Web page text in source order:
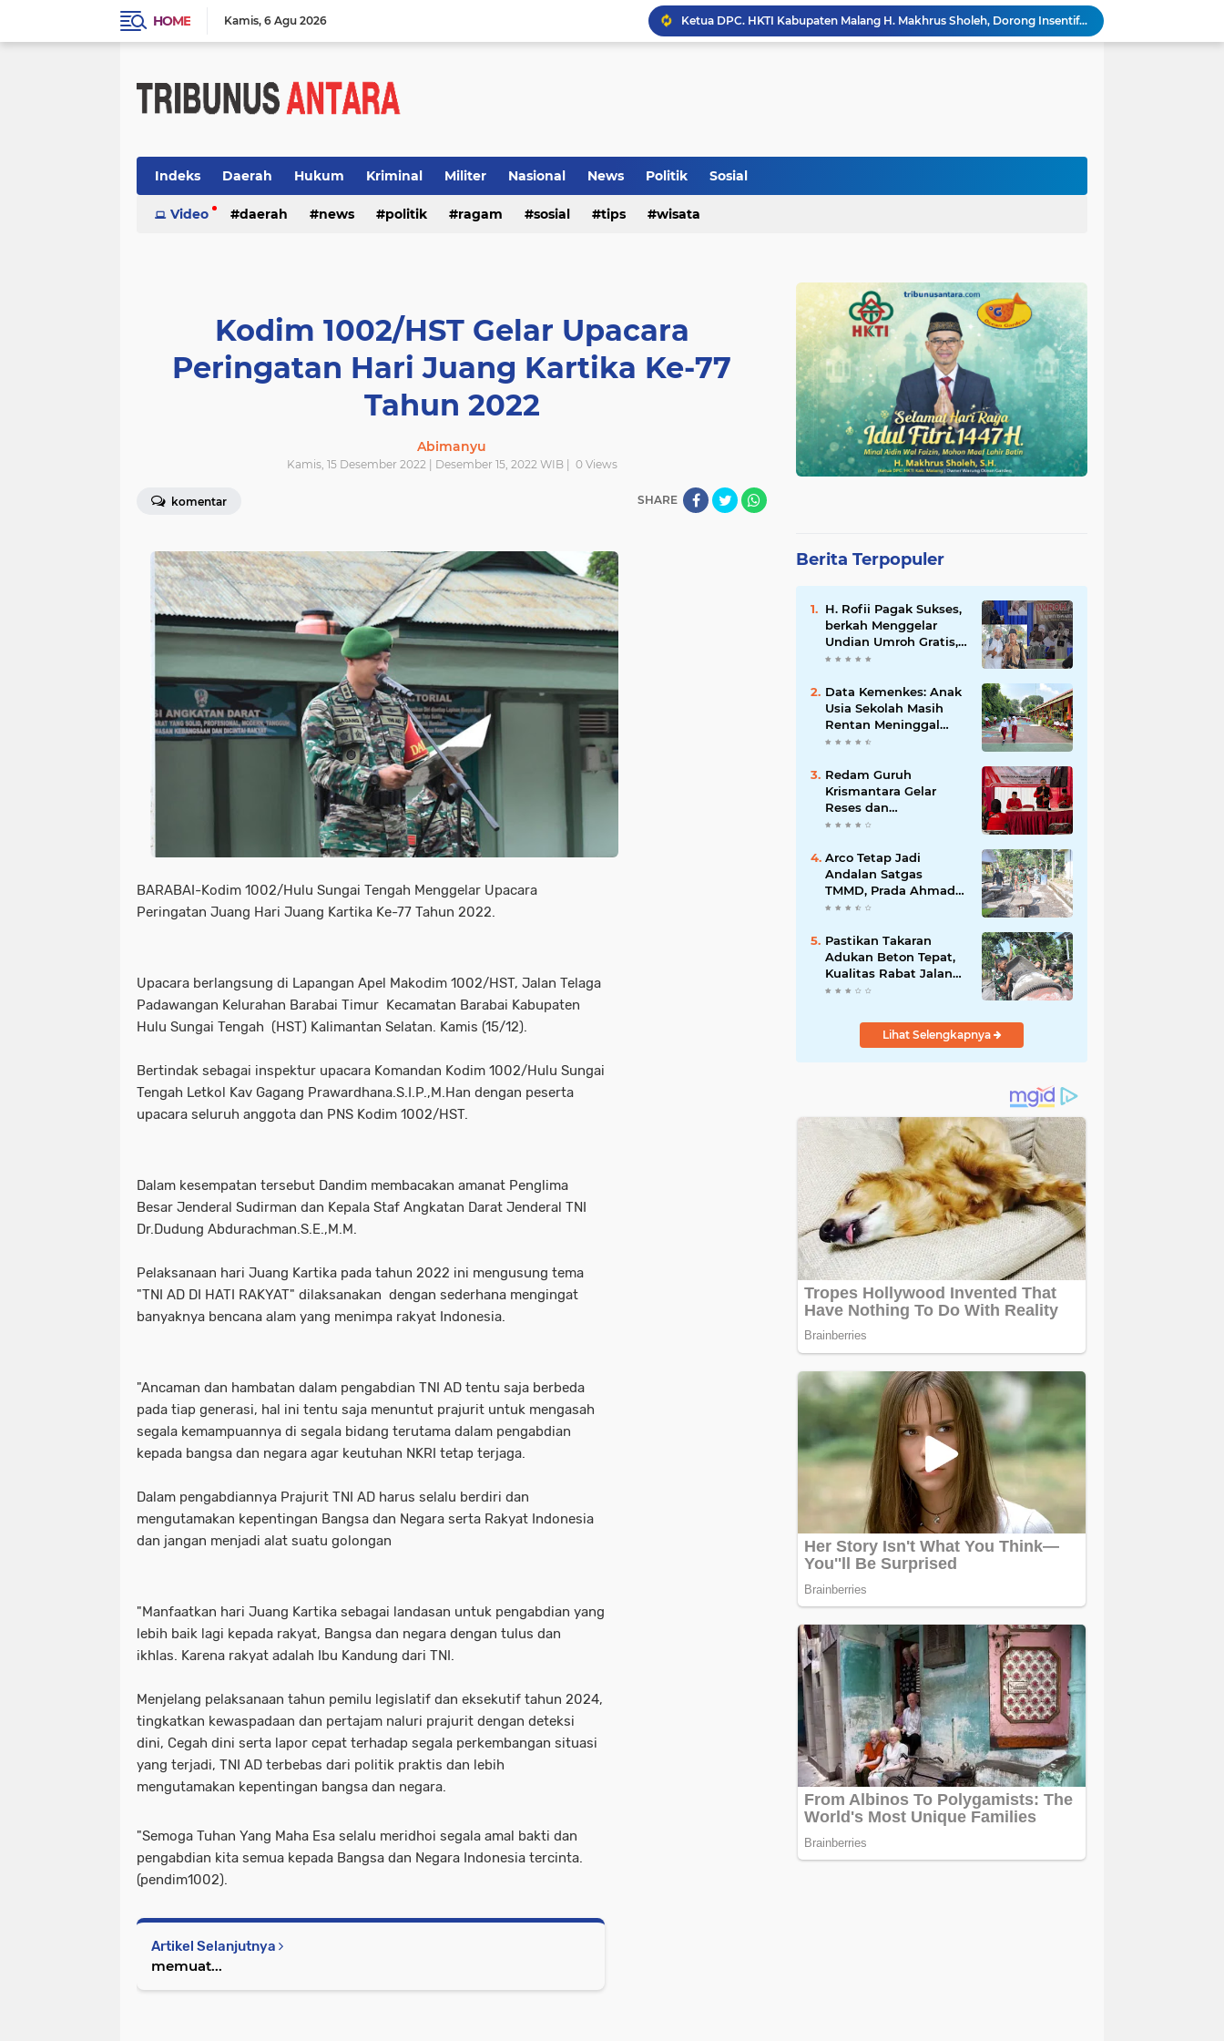
HOME Kamis 6 Agu 2026
Ketua DPC. HKTI Kabupaten Malang H. Makhrus Sholeh, Dorong Insentif Pajak UMKM dan Penghapusan PPh Rumah Subsidi.
Adonan Beton Berkualitas Perkuat Pembangunan Rabat Jalan TMMD ke-129 di Desa Ledoktempuro
Tahap Finishing RTLH Terus Dikebut, Satgas TMMD Fokus Siapkan Material Keramik Berkualitas
Indeks Daerah Hukum Kriminal Militer Nasional News Politik Sosial
Video daerah news politik ragam sosial tips wisata
Kodim 1002/HST Gelar Upacara
Peringatan Hari Juang Kartika Ke-77
Tahun 2022
Abimanyu
Kamis, 15 Desember 2022 | Desember 15, 2022 WIB | 0Views
komentar SHARE
BARABAI-Kodim 1002/Hulu Sungai Tengah Menggelar Upacara
Peringatan Juang Hari Juang Kartika Ke-77 Tahun 2022.
Upacara berlangsung di Lapangan Apel Makodim 1002/HST, Jalan Telaga
Padawangan Kelurahan Barabai Timur Kecamatan Barabai Kabupaten
Hulu Sungai Tengah (HST) Kalimantan Selatan. Kamis (15/12).
Bertindak sebagai inspektur upacara Komandan Kodim 1002/Hulu Sungai
Tengah Letkol Kav Gagang Prawardhana.S.I.P.,M.Han dengan peserta
upacara seluruh anggota dan PNS Kodim 1002/HST.
Dalam kesempatan tersebut Dandim membacakan amanat Penglima
Besar Jenderal Sudirman dan Kepala Staf Angkatan Darat Jenderal TNI
Dr.Dudung Abdurachman.S.E.,M.M.
Pelaksanaan hari Juang Kartika pada tahun 2022 ini mengusung tema
"TNI AD DI HATI RAKYAT" dilaksanakan dengan sederhana mengingat
banyaknya bencana alam yang menimpa rakyat Indonesia.
"Ancaman dan hambatan dalam pengabdian TNI AD tentu saja berbeda
pada tiap generasi, hal ini tentu saja menuntut prajurit untuk mengasah
segala kemampuannya di segala bidang terutama dalam pengabdian
kepada bangsa dan negara agar keutuhan NKRI tetap terjaga.
Dalam pengabdiannya Prajurit TNI AD harus selalu berdiri dan
mengutamakan kepentingan Bangsa dan Negara serta Rakyat Indonesia
dan jangan menjadi alat suatu golongan
"Manfaatkan hari Juang Kartika sebagai landasan untuk pengabdian yang
lebih baik lagi kepada rakyat, Bangsa dan negara dengan tulus dan
ikhlas. Karena rakyat adalah Ibu Kandung dari TNI.
Menjelang pelaksanaan tahun pemilu legislatif dan eksekutif tahun 2024,
tingkatkan kewaspadaan dan pertajam naluri prajurit dengan deteksi
dini, Cegah dini serta lapor cepat terhadap segala perkembangan situasi
yang terjadi, TNI AD terbebas dari politik praktis dan lebih
mengutamakan kepentingan bangsa dan negara.
"Semoga Tuhan Yang Maha Esa selalu meridhoi segala amal bakti dan
pengabdian kita semua kepada Bangsa dan Negara Indonesia tercinta.
(pendim1002).
Artikel Selanjutnya
memuat...
Berita Terpopuler
H. Rofii Pagak Sukses,
berkah Menggelar
Undian Umroh Gratis,
Wujud Kepedulian
Data Kemenkes: Anak
Usia Sekolah Masih
Rentan Meninggal
Akibat DBD
Redam Guruh
Krismantara Gelar
Reses dan
Silaturrahmi bersama
Se -Kecamatan
Lawang.
Arco Tetap Jadi
Andalan Satgas
TMMD, Prada Ahmad
Afandi Percepat
Pengecoran
Pastikan Takaran
Adukan Beton Tepat,
Kualitas Rabat Jalan
TMMD Tetap Terjaga
Lihat Selengkapnya